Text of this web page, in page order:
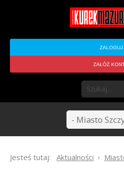
ZALOGUJ
ZAŁÓŻ
Jesteś tutaj: Aktualności